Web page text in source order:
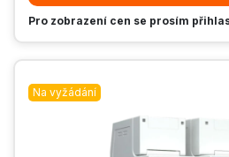
Pro zobrazení cen se prosím
Na vyžádání